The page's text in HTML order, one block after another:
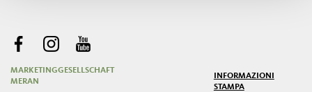
MARKETINGGESELLSCHAFT
MERAN
INFORMAZIONI
STAMPA